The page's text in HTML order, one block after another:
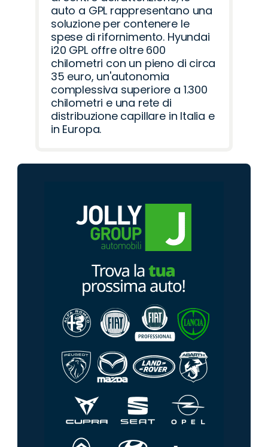
auto a GPL rappresentano una
soluzione per contenere le
spese di rifornimento. Hyundai
i20 GPL offre oltre 600
chilometri con un pieno di circa
35 euro, un'autonomia
complessiva superiore a 1.300
chilometri e una rete di
distribuzione capillare in Italia e
in Europa.